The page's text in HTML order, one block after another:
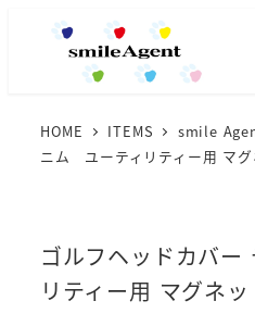
HOME ITEMS smile
ニム ユーティリティー用 マ
ゴルフヘッドカバ
リティー用 マグネ